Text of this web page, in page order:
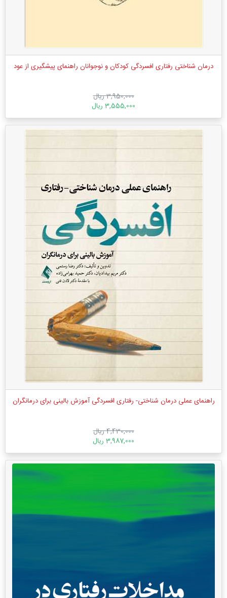
درمان شناختی رفتاری افسردگی کودکان و نوجوانان راهنمای پیشگیری از عود
3,950,000 ریال
3,555,000 ریال
راهنمای عملی درمان شناختی- رفتاری افسردگی آموزش بالینی برای درمانگران
4,430,000 ریال
3,987,000 ریال